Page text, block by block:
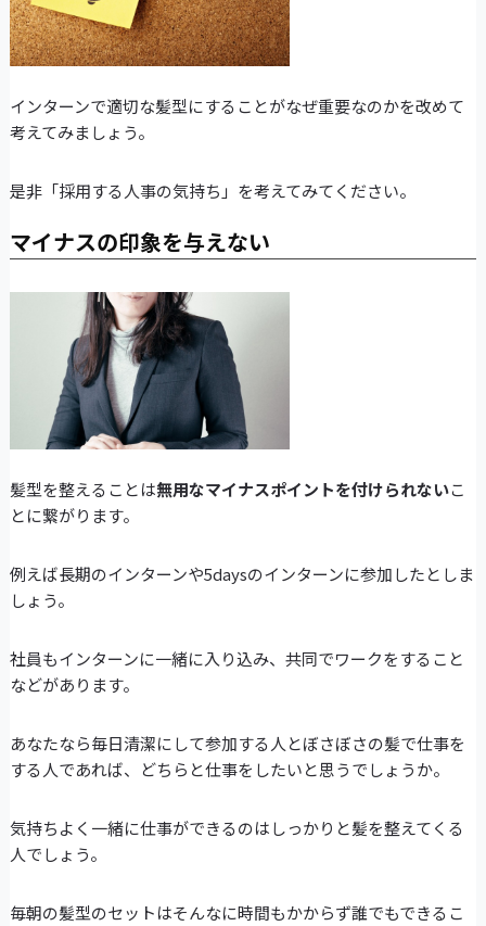
インターンで適切な髪型にすることがなぜ重要なのかを改めて
考えてみましょう。
是非「採用する人事の気持ち」を考えてみてください。
マイナスの印象を与えない
髪型を整えることは無用なマイナスポイントを付けられないこ
とに繋がります。
例えば長期のインターンや5daysのインターンに参加したとしま
しょう。
社員もインターンに一緒に入り込み、共同でワークをすること
などがあります。
あなたなら毎日清潔にして参加する人とぼさぼさの髪で仕事を
する人であれば、どちらと仕事をしたいと思うでしょうか。
気持ちよく一緒に仕事ができるのはしっかりと髪を整えてくる
人でしょう。
毎朝の髪型のセットはそんなに時間もかからず誰でもできるこ